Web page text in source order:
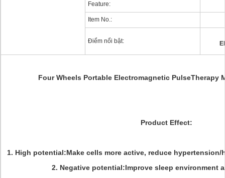
Feature:
Item No.:
Điểm nổi bật:
Four Wheels Portable Electromagnetic PulseTherapy
Product Effect:
1. High potential:Make cells more active, reduce
2. Negative potential:Improve sleep environment